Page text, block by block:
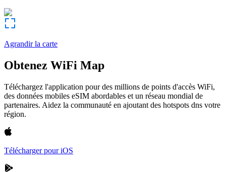
Agrandir la carte
Obtenez WiFi Map
Téléchargez l'application pour des millions de points d'accès WiFi,
des données mobiles eSIM abordables et un réseau mondial de
partenaires. Aidez la communauté en ajoutant des hotspots dns votre
région.
Télécharger pour iOS